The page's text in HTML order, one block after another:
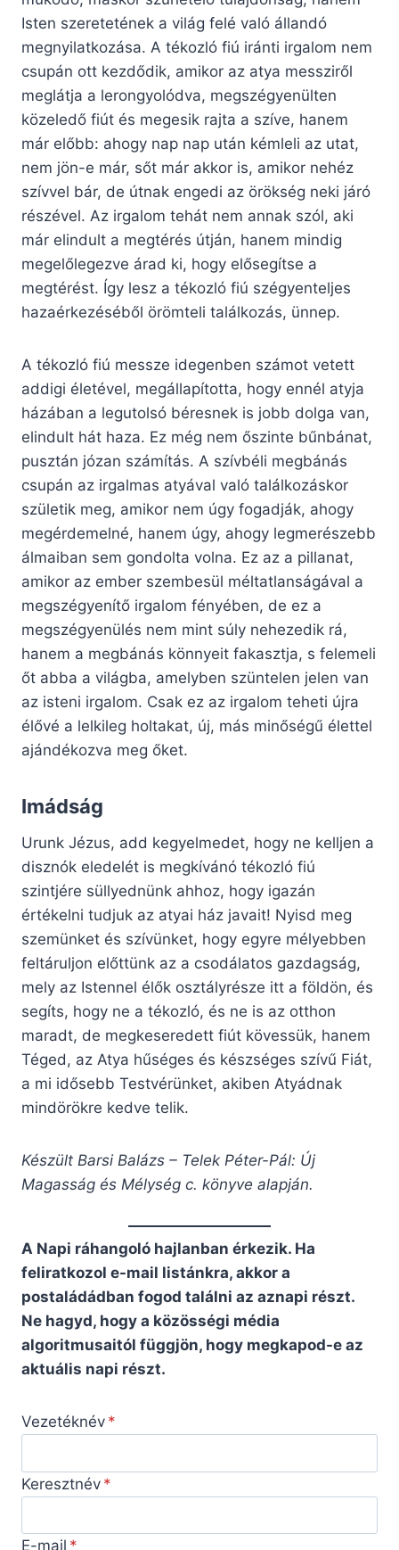
Isten szeretetének a világ felé való állandó
megnyilatkozása. A tékozló fiú iránti irgalom nem
csupán ott kezdődik, amikor az atya messziről
meglátja a lerongyolódva, megszégyenülten
közeledő fiút és megesik rajta a szíve, hanem
már előbb: ahogy nap nap után kémleli az utat,
nem jön-e már, sőt már akkor is, amikor nehéz
szívvel bár, de útnak engedi az örökség neki járó
részével. Az irgalom tehát nem annak szól, aki
már elindult a megtérés útján, hanem mindig
megelőlegezve árad ki, hogy elősegítse a
megtérést. Így lesz a tékozló fiú szégyenteljes
hazaérkezéséből örömteli találkozás, ünnep.
A tékozló fiú messze idegenben számot vetett
addigi életével, megállapította, hogy ennél atyja
házában a legutolsó béresnek is jobb dolga van,
elindult hát haza. Ez még nem őszinte bűnbánat,
pusztán józan számítás. A szívbéli megbánás
csupán az irgalmas atyával való találkozáskor
születik meg, amikor nem úgy fogadják, ahogy
megérdemelné, hanem úgy, ahogy legmerészebb
álmaiban sem gondolta volna. Ez az a pillanat,
amikor az ember szembesül méltatlanságával a
megszégyenítő irgalom fényében, de ez a
megszégyenülés nem mint súly nehezedik rá,
hanem a megbánás könnyeit fakasztja, s felemeli
őt abba a világba, amelyben szüntelen jelen van
az isteni irgalom. Csak ez az irgalom teheti újra
élővé a lelkileg holtakat, új, más minőségű élettel
ajándékozva meg őket.
Imádság
Urunk Jézus, add kegyelmedet, hogy ne kelljen a
disznók eledelét is megkívánó tékozló fiú
szintjére süllyednünk ahhoz, hogy igazán
értékelni tudjuk az atyai ház javait! Nyisd meg
szemünket és szívünket, hogy egyre mélyebben
feltáruljon előttünk az a csodálatos gazdagság,
mely az Istennel élők osztályrésze itt a földön, és
segíts, hogy ne a tékozló, és ne is az otthon
maradt, de megkeseredett fiút kövessük, hanem
Téged, az Atya hűséges és készséges szívű Fiát,
a mi idősebb Testvérünket, akiben Atyádnak
mindörökre kedve telik.
Készült Barsi Balázs – Telek Péter-Pál: Új
Magasság és Mélység c. könyve alapján.
A Napi ráhangoló hajlanban érkezik. Ha
feliratkozol e-mail listánkra, akkor a
postaládádban fogod találni az aznapi részt.
Ne hagyd, hogy a közösségi média
algoritmusaitól függjön, hogy megkapod-e az
aktuális napi részt.
Vezetéknév
Keresztnév
E-mail